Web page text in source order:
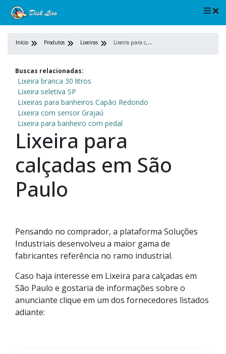
Início Produtos Lixeiras L
ixeira para calçadas em São Paulo
Buscas relacionadas:
Lixeira branca 30 litros
Lixeira seletiva SP
Lixeiras para banheiros Capão Redondo
Lixeira com sensor Grajaú
Lixeira para banheiro com pedal
Lixeira para
calçadas em São
Paulo
Pensando no comprador, a plataforma Soluções
Industriais desenvolveu a maior gama de
fabricantes referência no ramo industrial.
Caso haja interesse em Lixeira para calçadas em
São Paulo e gostaria de informações sobre o
anunciante clique em um dos fornecedores listados
adiante: